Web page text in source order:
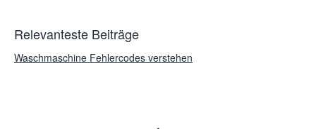
Relevanteste Beiträge
Waschmaschine Fehlercodes verstehen